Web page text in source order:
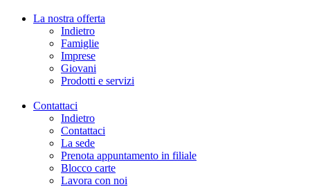
La nostra offerta
Indietro
Famiglie
Imprese
Giovani
Prodotti e servizi
Contattaci
Indietro
Contattaci
La sede
Prenota appuntamento in filiale
Blocco carte
Lavora con noi